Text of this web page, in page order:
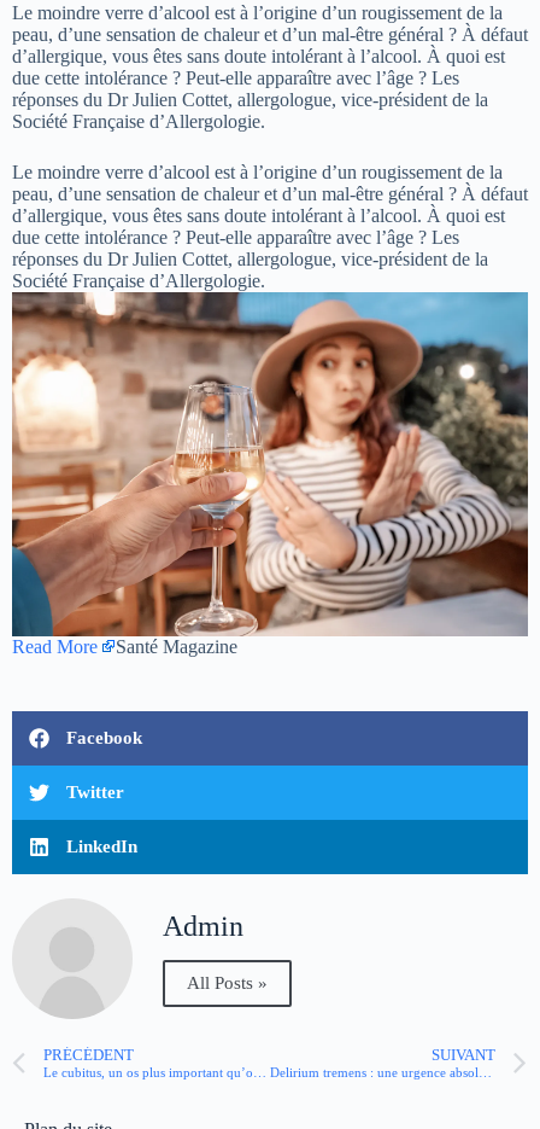
Le moindre verre d’alcool est à l’origine d’un rougissement de la
peau, d’une sensation de chaleur et d’un mal-être général ? À défaut
d’allergique, vous êtes sans doute intolérant à l’alcool. À quoi est
due cette intolérance ? Peut-elle apparaître avec l’âge ? Les
réponses du Dr Julien Cottet, allergologue, vice-président de la
Société Française d’Allergologie.
Le moindre verre d’alcool est à l’origine d’un rougissement de la
peau, d’une sensation de chaleur et d’un mal-être général ? À défaut
d’allergique, vous êtes sans doute intolérant à l’alcool. À quoi est
due cette intolérance ? Peut-elle apparaître avec l’âge ? Les
réponses du Dr Julien Cottet, allergologue, vice-président de la
Société Française d’Allergologie.
Read More Santé Magazine
Facebook
Twitter
LinkedIn
Admin
All Posts »
PRÉCÉDENT
Le cubitus, un os plus important qu’on ne le pense
SUIVANT
Delirium tremens : une urgence absolue à ne pas sous-estimer !